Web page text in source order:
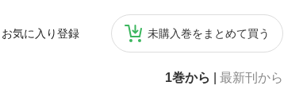
お気に入り登録 未購入巻をまとめて買う
1巻から 最新刊から